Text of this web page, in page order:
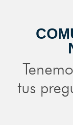
tus